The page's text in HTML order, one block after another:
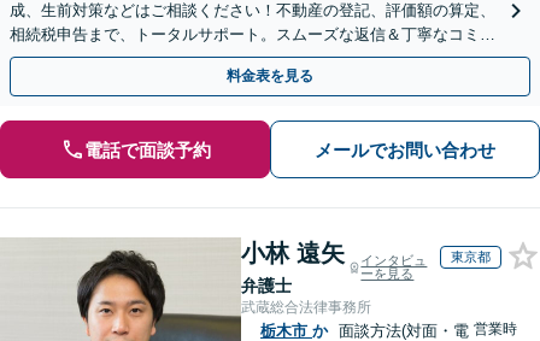
成、生前対策などはご相談ください！不動産の登記、評価額の算定、
相続税申告まで、トータルサポート。スムーズな返信＆丁寧なコミュ
ニケーション◎お気軽にご相談ください。
料金表を見る
電話で面談予約 メールでお問い合わせ
小林 遠矢
弁護士
インタビュ
ーを見る
東京都
武蔵総合法律事務所
栃木市 か 面談方法(対面・電 営業時